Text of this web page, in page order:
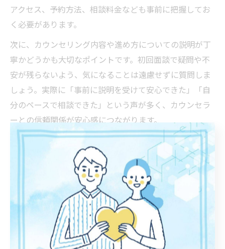
アクセス、予約方法、相談料金なども事前に把握してお
く必要があります。
次に、カウンセリング内容や進め方についての説明が丁
寧かどうかも大切なポイントです。初回面談で疑問や不
安が残らないよう、気になることは遠慮せずに質問しま
しょう。実際に「事前に説明を受けて安心できた」「自
分のペースで相談できた」という声が多く、カウンセラ
ーとの信頼関係が安心感につながります。
また、保険適用の有無やキャンセル規定なども確認して
おくと、後々のトラブル防止に役立ちます。特に愛着障
害のカウンセリングは保険適用外となることが多いた
め、費用面でも納得した上で利用することが大切です。
事前準備をしっかり行うことで、安心してカウンセリン
グをスタートできます。
茨城カウンセリングセンター評判のポイント